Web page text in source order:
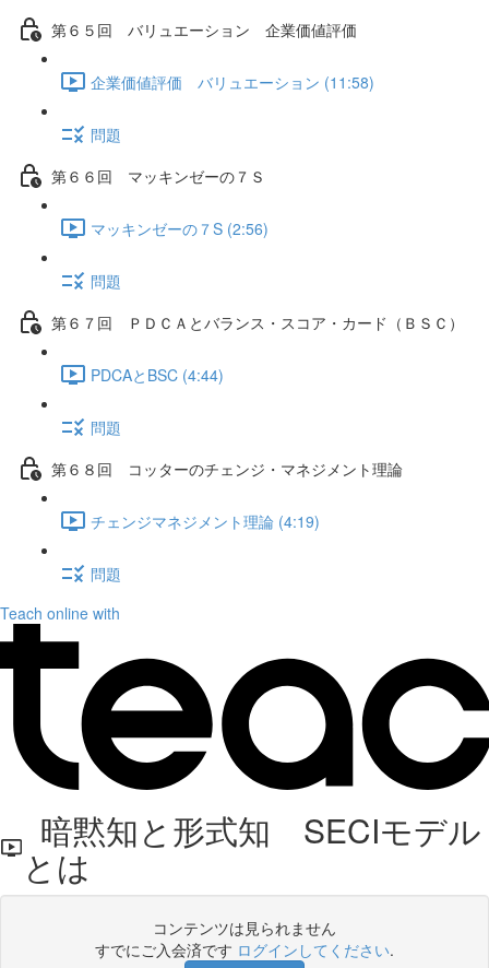
第６５回 バリュエーション 企業価値評価
企業価値評価 バリュエーション (11:58)
問題
第６６回 マッキンゼーの７Ｓ
マッキンゼーの７S (2:56)
問題
第６７回 ＰＤＣＡとバランス・スコア・カード（ＢＳＣ）
PDCAとBSC (4:44)
問題
第６８回 コッターのチェンジ・マネジメント理論
チェンジマネジメント理論 (4:19)
問題
Teach online with
暗黙知と形式知 SECIモデル
とは
コンテンツは見られません
すでにご入会済です ログインしてください.